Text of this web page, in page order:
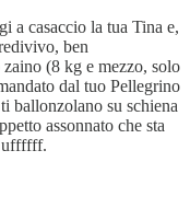
a casaccio la tua Tina e,
ben
(8 kg e mezzo, solo
dal tuo Pellegrino
ballonzolano su schiena
assonnato che sta
uffffff.